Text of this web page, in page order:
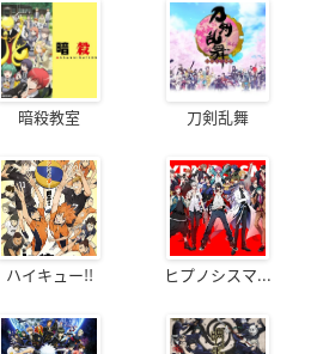
暗殺教室 刀剣乱舞
ハイキュー!! ヒプノシスマ...